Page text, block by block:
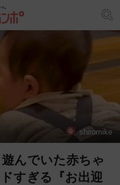
shiromike
んでいた赤ちゃ
すぎる『お出迎